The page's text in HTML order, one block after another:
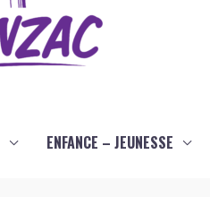
ENFANCE – JEUNESSE